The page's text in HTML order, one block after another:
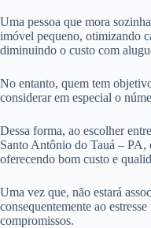
Uma pessoa que mora
imóvel pequeno, otimizando
diminuindo o custo com
No entanto, quem tem
considerar em especial o
Dessa forma, ao escolher
Santo Antônio do Tauá – PA,
oferecendo bom custo e
Uma vez que, não estará
consequentemente ao
compromissos.